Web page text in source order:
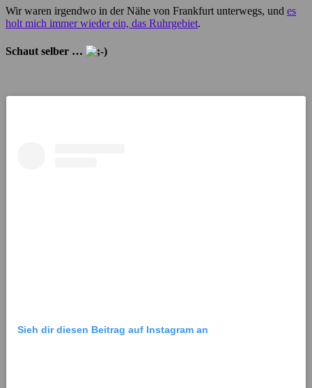
Wir waren irgendwo in der Nähe von Frankfurt unterwegs, und es
holt mich immer wieder ein, das Ruhrgebiet.
Schaut selber …
Sieh dir diesen Beitrag auf Instagram an